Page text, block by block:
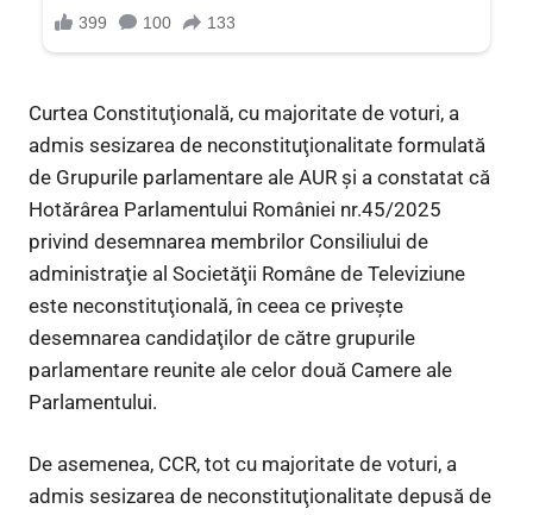
Curtea Constituţională, cu majoritate de voturi, a
admis sesizarea de neconstituţionalitate formulată
de Grupurile parlamentare ale AUR şi a constatat că
Hotărârea Parlamentului României nr.45/2025
privind desemnarea membrilor Consiliului de
administraţie al Societăţii Române de Televiziune
este neconstituţională, în ceea ce priveşte
desemnarea candidaţilor de către grupurile
parlamentare reunite ale celor două Camere ale
Parlamentului.
De asemenea, CCR, tot cu majoritate de voturi, a
admis sesizarea de neconstituţionalitate depusă de